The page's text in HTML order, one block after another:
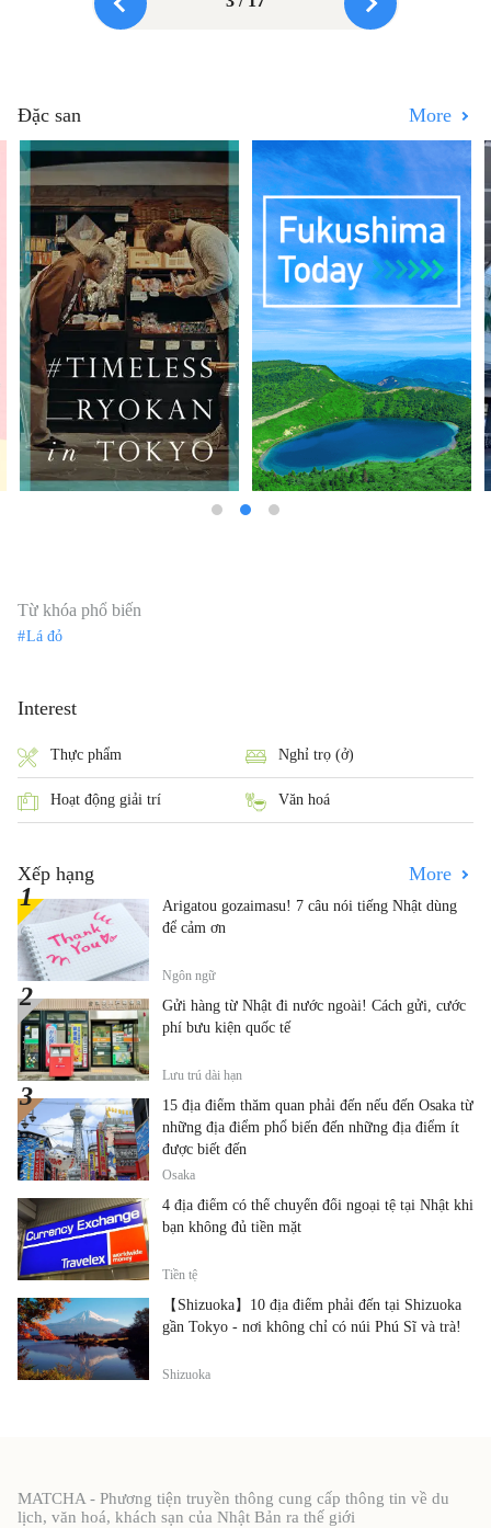
Đặc san More
Sân bay Narita
Từ khóa phổ biến
Lá đỏ
Interest
Thực phẩm Nghỉ trọ (ở)
Hoạt động giải trí Văn hoá
Xếp hạng More
Arigatou gozaimasu! 7 câu nói tiếng Nhật dùng
để cảm ơn
Ngôn ngữ
Gửi hàng từ Nhật đi nước ngoài! Cách gửi, cước
phí bưu kiện quốc tế
Lưu trú dài hạn
15 địa điểm thăm quan phải đến nếu đến Osaka từ
những địa điểm phổ biến đến những địa điểm ít
được biết đến
Osaka
4 địa điểm có thể chuyển đổi ngoại tệ tại Nhật khi
bạn không đủ tiền mặt
Tiền tệ
【Shizuoka】10 địa điểm phải đến tại Shizuoka
gần Tokyo - nơi không chỉ có núi Phú Sĩ và trà!
Shizuoka
MATCHA - Phương tiện truyền thông cung cấp thông tin về du
lịch, văn hoá, khách sạn của Nhật Bản ra thế giới